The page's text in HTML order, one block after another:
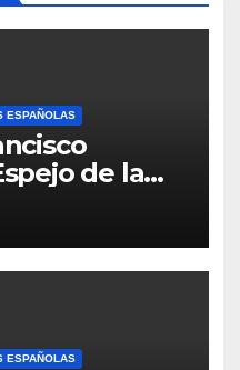
ESPAÑOLAS
de la
ESPAÑOLAS